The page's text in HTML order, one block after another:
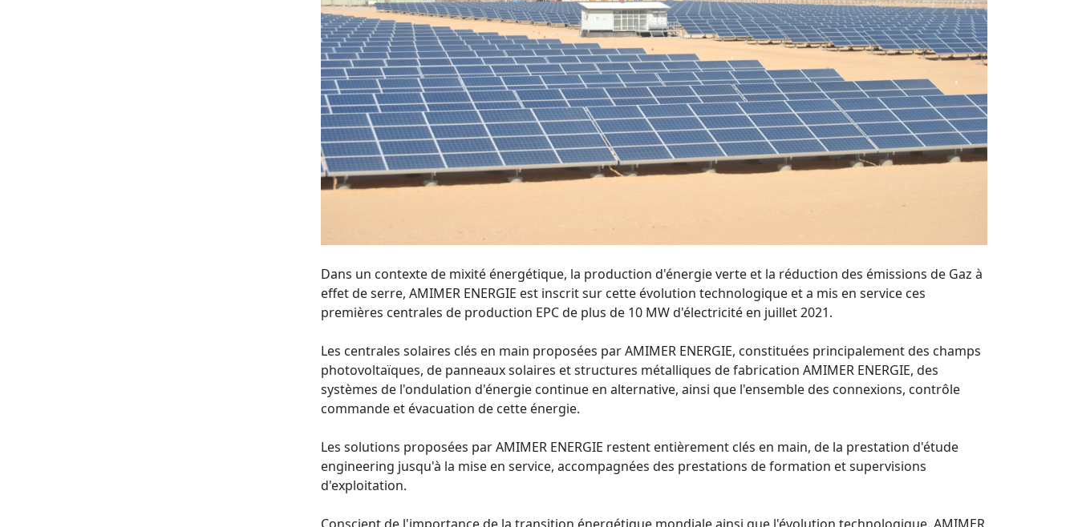
Dans un contexte de mixité énergétique, la production d'énergie verte et la réduction des émissions de Gaz à
effet de serre, AMIMER ENERGIE est inscrit sur cette évolution technologique et a mis en service ces
premières centrales de production EPC de plus de 10 MW d'électricité en juillet 2021.
Les centrales solaires clés en main proposées par AMIMER ENERGIE, constituées principalement des champs
photovoltaïques, de panneaux solaires et structures métalliques de fabrication AMIMER ENERGIE, des
systèmes de l'ondulation d'énergie continue en alternative, ainsi que l'ensemble des connexions, contrôle
commande et évacuation de cette énergie.
Les solutions proposées par AMIMER ENERGIE restent entièrement clés en main, de la prestation d'étude
engineering jusqu'à la mise en service, accompagnées des prestations de formation et supervisions
d'exploitation.